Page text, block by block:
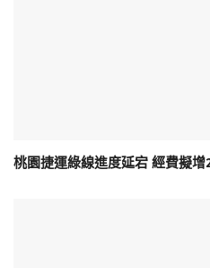
桃園捷運綠線進度延宕 經費擬